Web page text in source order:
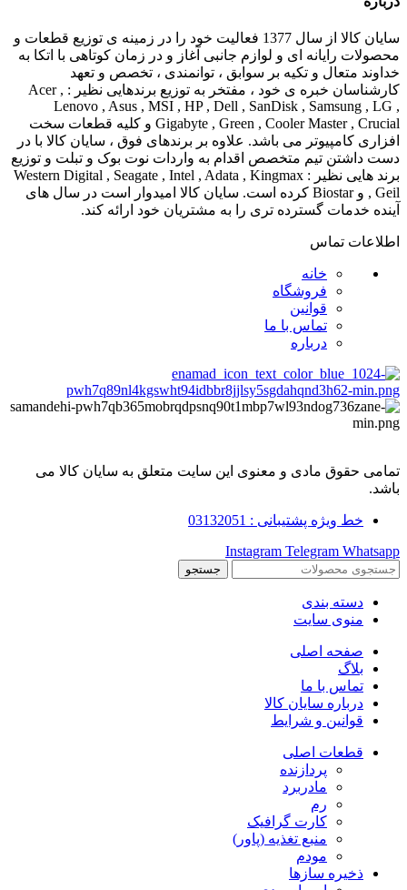
سایان کالا از سال 1377 فعالیت خود را در زمینه ی توزیع قطعات و
محصولات رایانه ای و لوازم جانبی آغاز و در زمان کوتاهی با اتکا به
خداوند متعال و تکیه بر سوابق ، توانمندی ، تخصص و تعهد
کارشناسان خبره ی خود ، مفتخر به توزیع برندهایی نظیر : Acer ,
Lenovo , Asus , MSI , HP , Dell , SanDisk , Samsung , LG ,
Gigabyte , Green , Cooler Master , Crucial و کلیه قطعات سخت
افزاری کامپیوتر می باشد. علاوه بر برندهای فوق ، سایان کالا با در
دست داشتن تیم متخصص اقدام به واردات نوت بوک و تبلت و توزیع
برند هایی نظیر : Western Digital , Seagate , Intel , Adata , Kingmax
, Geil و Biostar کرده است. سایان کالا امیدوار است در سال های
آینده خدمات گسترده تری را به مشتریان خود ارائه کند.
اطلاعات تماس
خانه
فروشگاه
قوانین
تماس با ما
درباره
تمامی حقوق مادی و معنوی این سایت متعلق به سایان کالا می
باشد.
خط ویژه پشتیبانی : 03132051
Instagram Telegram Whatsapp
جستجو
دسته بندی
منوی سایت
صفحه اصلی
بلاگ
تماس با ما
درباره سایان کالا
قوانین و شرایط
قطعات اصلی
پردازنده
مادربرد
رم
کارت گرافیک
منبع تغذیه (پاور)
مودم
ذخیره سازها